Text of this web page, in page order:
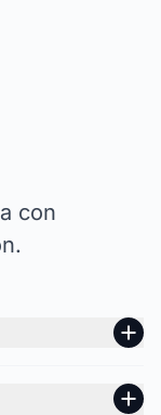
con